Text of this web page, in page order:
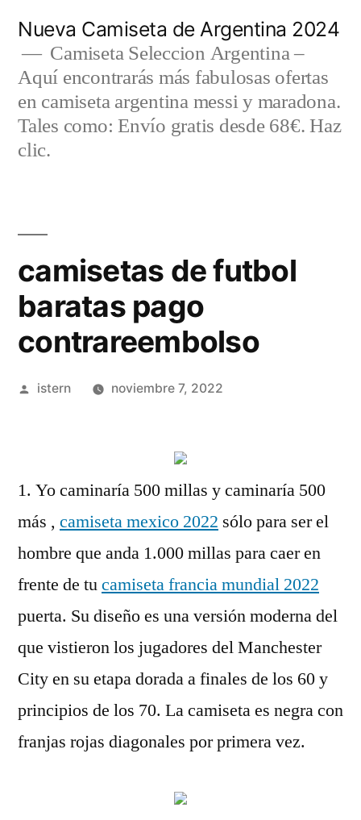
contenido
Nueva Camiseta de Argentina 2024
Camiseta Seleccion Argentina –
Aquí encontrarás más fabulosas ofertas
en camiseta argentina messi y maradona.
Tales como: Envío gratis desde 68€. Haz
clic.
camisetas de futbol
baratas pago
contrareembolso
Publicado
istern noviembre 7, 2022
1. Yo caminaría 500 millas y caminaría 500
más , camiseta mexico 2022 sólo para ser el
hombre que anda 1.000 millas para caer en
frente de tucamiseta francia mundial 2022
puerta. Su diseño es una versión moderna del
que vistieron los jugadores del Manchester
City en su etapa dorada a finales de los 60 y
principios de los 70. La camiseta es negra con
franjas rojas diagonales por primera vez.